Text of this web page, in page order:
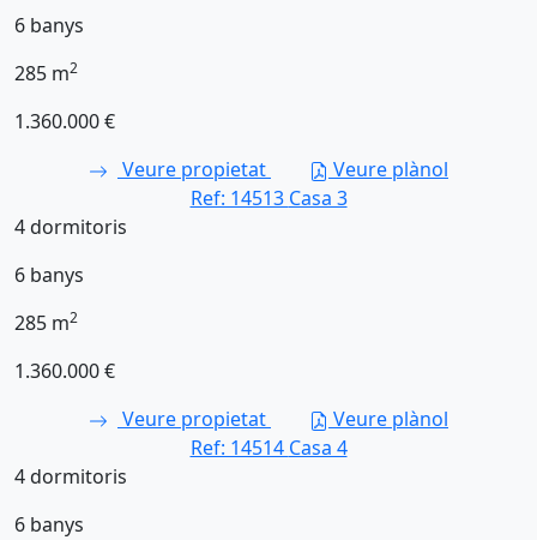
6 banys
285 m2
1.360.000 €
Veure propietat
Veure plànol
Ref: 14513 Casa 3
4dormitoris
6 banys
285 m2
1.360.000 €
Veure propietat
Veure plànol
Ref: 14514 Casa 4
4dormitoris
6 banys